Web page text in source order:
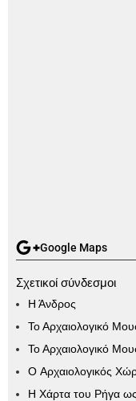
Google Maps
Σχετικοί σύνδεσμοι
Η Άνδρος
Το Αρχαιολογικό
Το Αρχαιολογικό
Ο Aρχαιολογικός
Η Χάρτα του Ρήγα